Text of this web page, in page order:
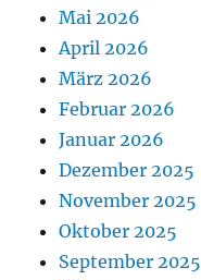
Mai 2026
April 2026
März 2026
Februar 2026
Januar 2026
Dezember 2025
November 2025
Oktober 2025
September 2025